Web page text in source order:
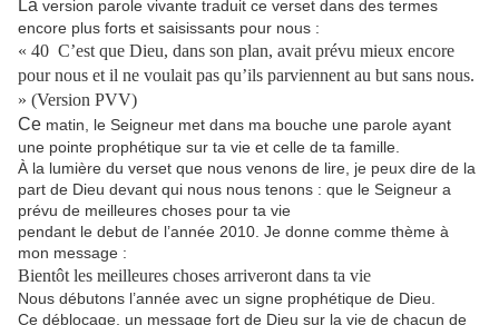
La version parole vivante traduit ce verset dans des termes
encore plus forts et saisissants pour nous :
« 40 C’est que Dieu, dans son plan, avait prévu mieux encore
pour nous et il ne voulait pas qu’ils parviennent au but sans nous.
» (Version PVV)
Ce matin, le Seigneur met dans ma bouche une parole ayant
une pointe prophétique sur ta vie et celle de ta famille.
À la lumière du verset que nous venons de lire, je peux dire de la
part de Dieu devant qui nous nous tenons : que le Seigneur a
prévu de meilleures choses pour ta vie
pendant le debut de l’année 2010. Je donne comme thème à
mon message :
Bientôt les meilleures choses arriveront dans ta vie
Nous débutons l’année avec un signe prophétique de Dieu.
Ce déblocage, un message fort de Dieu sur la vie de chacun de